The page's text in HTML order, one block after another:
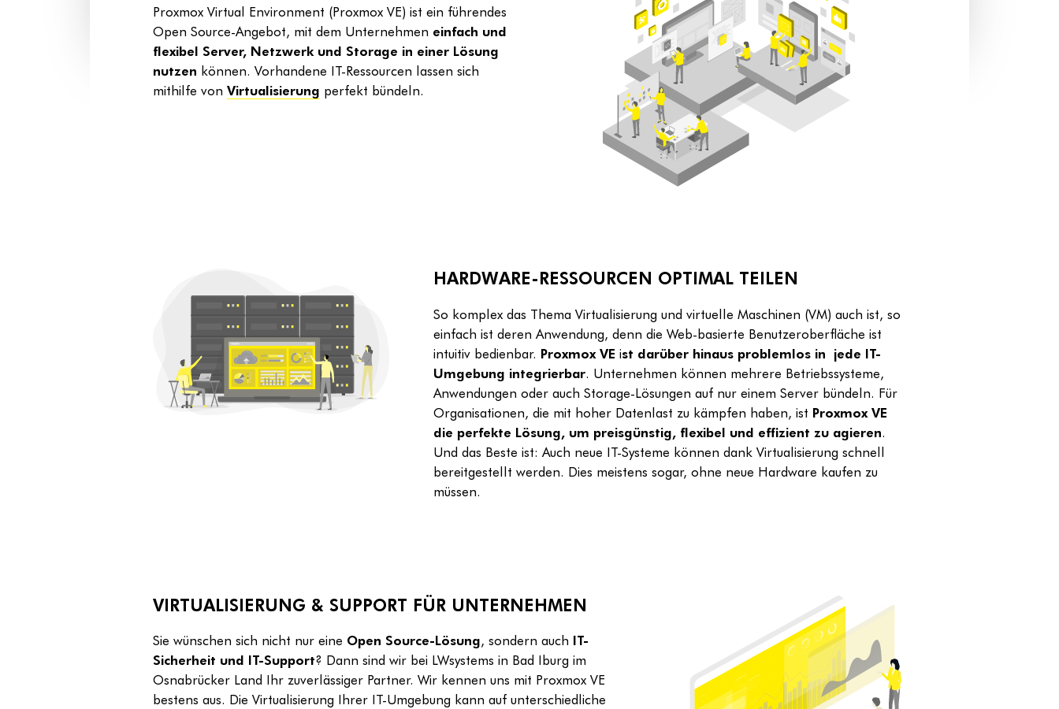
Proxmox Virtual Environment (Proxmox VE) ist ein führendes
Open Source-Angebot, mit dem Unternehmen einfach und
flexibel Server, Netzwerk und Storage in einer Lösung
nutzen können. Vorhandene IT-Ressourcen lassen sich
mithilfe von Virtualisierung perfekt bündeln.
HARDWARE-RESSOURCEN OPTIMAL TEILEN
So komplex das Thema Virtualisierung und virtuelle Maschinen (VM) auch ist, so
einfach ist deren Anwendung, denn die Web-basierte Benutzeroberfläche ist
intuitiv bedienbar. Proxmox VE ist darüber hinaus problemlos in jede IT-
Umgebung integrierbar. Unternehmen können mehrere Betriebssysteme,
Anwendungen oder auch Storage-Lösungen auf nur einem Server bündeln. Für
Organisationen, die mit hoher Datenlast zu kämpfen haben, ist Proxmox VE
die perfekte Lösung, um preisgünstig, flexibel und effizient zu agieren.
Und das Beste ist: Auch neue IT-Systeme können dank Virtualisierung schnell
bereitgestellt werden. Dies meistens sogar, ohne neue Hardware kaufen zu
müssen.
VIRTUALISIERUNG & SUPPORT FÜR UNTERNEHMEN
Sie wünschen sich nicht nur eine Open Source-Lösung, sondern auch IT-
Sicherheit und IT-Support? Dann sind wir bei LWsystems in Bad Iburg im
Osnabrücker Land Ihr zuverlässiger Partner. Wir kennen uns mit Proxmox VE
bestens aus. Die Virtualisierung Ihrer IT-Umgebung kann auf unterschiedliche